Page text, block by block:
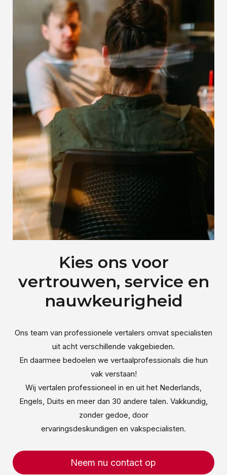
Kies ons voor
vertrouwen, service en
nauwkeurigheid
Ons team van professionele vertalers omvat specialisten
uit acht verschillende vakgebieden.
En daarmee bedoelen we vertaalprofessionals die hun
vak verstaan!
Wij vertalen professioneel in en uit het Nederlands,
Engels, Duits en meer dan 30 andere talen. Vakkundig,
zonder gedoe, door
ervaringsdeskundigen en vakspecialisten.
Neem nu contact op